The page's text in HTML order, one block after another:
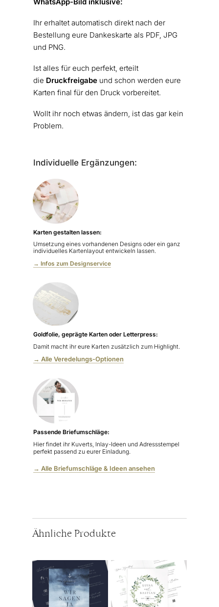
WhatsApp-Bild inklusive:
Ihr erhaltet automatisch direkt nach der
Bestellung eure Dankeskarte als PDF, JPG
und PNG.
Ist alles für euch perfekt, erteilt
die Druckfreigabeund schon werden eure
Karten final für den Druck vorbereitet.
Wollt ihr noch etwas ändern, ist das gar kein
Problem.
Individuelle Ergänzungen:
Karten gestalten lassen:
Umsetzung eines vorhandenen Designs oder ein ganz
individuelles Kartenlayout entwickeln lassen.
→ Infos zum Designservice
Goldfolie, geprägte Karten oder Letterpress:
Damit macht ihr eure Karten zusätzlich zum Highlight.
→ Alle Veredelungs-Optionen
Passende Briefumschläge:
Hier findet ihr Kuverts, Inlay-Ideen und Adressstempel
perfekt passend zu eurer Einladung.
→ Alle Briefumschläge & Ideen ansehen
Ähnliche Produkte